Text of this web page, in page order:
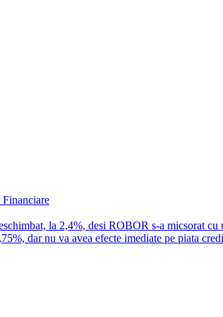
la 2,4%, desi ROBOR s-a micsorat cu
dar nu va avea efecte imediate pe piata